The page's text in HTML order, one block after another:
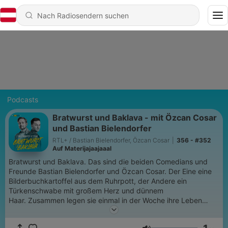
Podcasts
Bratwurst und Baklava - mit Özcan Cosar
und Bastian Bielendorfer
RTL+ / Bastian Bielendorfer, Özcan Cosar
356 - #352
Auf Materijajaajaaal
Bratwurst und Baklava. Das sind die beiden Comedians und
Freunde Bastian Bielendorfer und Özcan Cosar. Der Eine eine
Bilderbuchkartoffel aus dem Ruhrpott, der Andere ein
Türkenschwabe mit großem Herz und dünnem
Haar. Zusammen legen sie einmal in der Woche ihre Leben
übereinander und sind immer wieder erschreckt, wo die Teile